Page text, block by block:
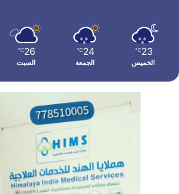
23
℃
الخميس
24
℃
الجمعة
26
℃
السبت